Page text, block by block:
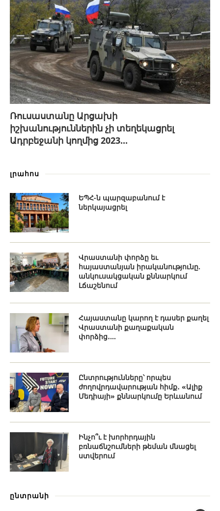
Ռուսաստանը Արցախի
իշխանություններին չի տեղեկացրել
Ադրբեջանի կողմից 2023...
լրահոս
ԵՊՀ-ն պարզաբանում է
ներկայացրել
Վրաստանի փորձը եւ
հայաստանյան իրականությունը.
անկուսակցական քննարկում
Լճաշենում
Հայաստանը կարող է դասեր քաղել
Վրաստանի քաղաքական
փորձից․...
Ընտրությունները՝ որպես
ժողովրդավարության հիմք․ «Ալիք
Մեդիայի» քննարկումը Երևանում
Ինչո՞ւ է խորհրդային
բռնաճնշումների թեման մնացել
ստվերում
ընտրանի